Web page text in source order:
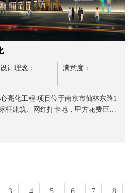
设计理念： 满意度：
亮化工程 项目位于南京市仙林东路1
杆建筑、网红打卡地，甲方花费巨资
3 4 5 6 7 8